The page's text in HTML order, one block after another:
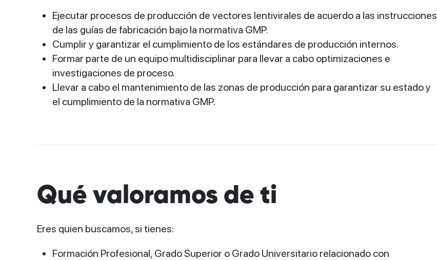
Ejecutar procesos de producción de vectores lentivirales de acuerdo a las instrucciones
de las guías de fabricación bajo la normativa GMP.
Cumplir y garantizar el cumplimiento de los estándares de producción internos.
Formar parte de un equipo multidisciplinar para llevar a cabo optimizaciones e
investigaciones de proceso.
Llevar a cabo el mantenimiento de las zonas de producción para garantizar su estado y
el cumplimiento de la normativa GMP.
Qué valoramos de ti
Eres quien buscamos, si tienes:
Formación Profesional, Grado Superior o Grado Universitario relacionado con